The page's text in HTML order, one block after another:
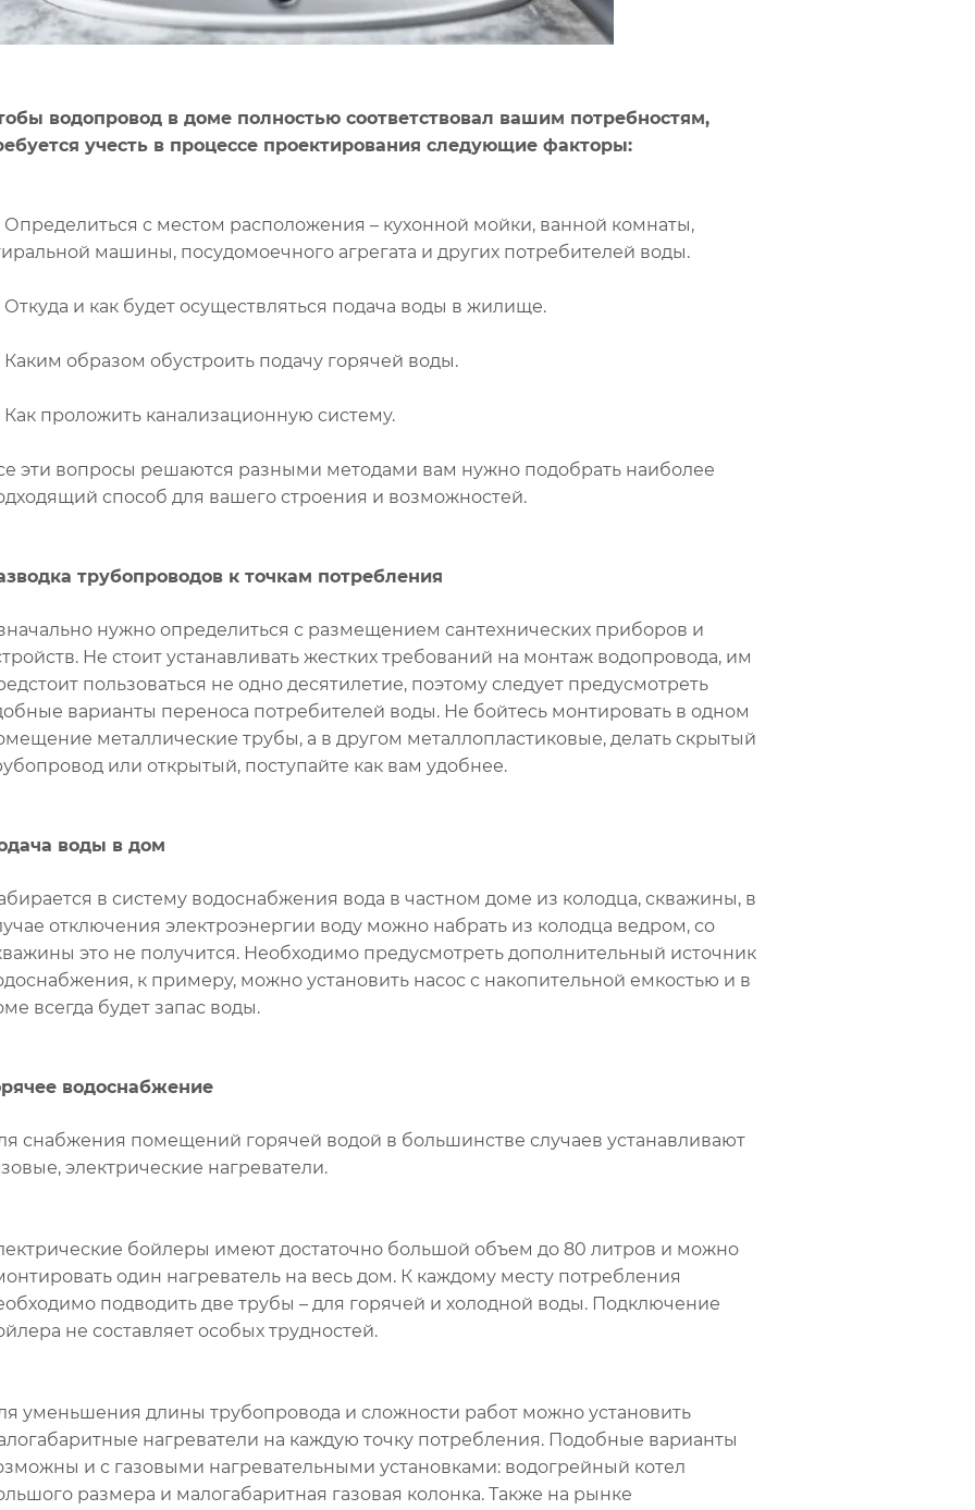
водопровод в доме полностью соответствовал вашим потребностям,
учесть в процессе проектирования следующие факторы:
с местом расположения – кухонной мойки, ванной комнаты,
машины, посудомоечного агрегата и других потребителей воды.
и как будет осуществляться подача воды в жилище.
образом обустроить подачу горячей воды.
проложить канализационную систему.
эти вопросы решаются разными методами вам нужно подобрать наиболее
способ для вашего строения и возможностей.
трубопроводов к точкам потребления
нужно определиться с размещением сантехнических приборов и
Не стоит устанавливать жестких требований на монтаж водопровода, им
пользоваться не одно десятилетие, поэтому следует предусмотреть
варианты переноса потребителей воды. Не бойтесь монтировать в одном
металлические трубы, а в другом металлопластиковые, делать скрытый
или открытый, поступайте как вам удобнее.
воды в дом
в систему водоснабжения вода в частном доме из колодца, скважины, в
отключения электроэнергии воду можно набрать из колодца ведром, со
это не получится. Необходимо предусмотреть дополнительный источник
к примеру, можно установить насос с накопительной емкостью и в
всегда будет запас воды.
водоснабжение
снабжения помещений горячей водой в большинстве случаев устанавливают
электрические нагреватели.
бойлеры имеют достаточно большой объем до 80 литров и можно
один нагреватель на весь дом. К каждому месту потребления
подводить две трубы – для горячей и холодной воды. Подключение
не составляет особых трудностей.
уменьшения длины трубопровода и сложности работ можно установить
нагреватели на каждую точку потребления. Подобные варианты
и с газовыми нагревательными установками: водогрейный котел
размера и малогабаритная газовая колонка. Также на рынке